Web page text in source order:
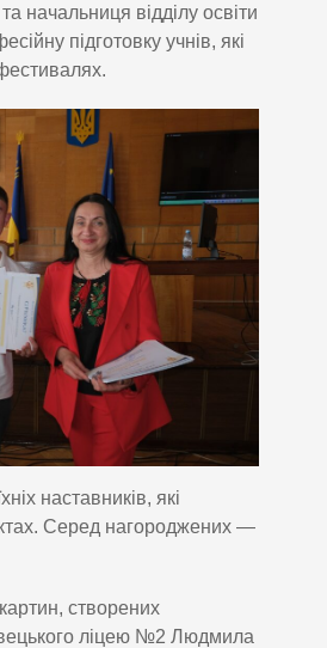
начальниця відділу освіти
підготовку учнів, які
наставників, які
Серед нагороджених —
створених
ліцею №2 Людмила